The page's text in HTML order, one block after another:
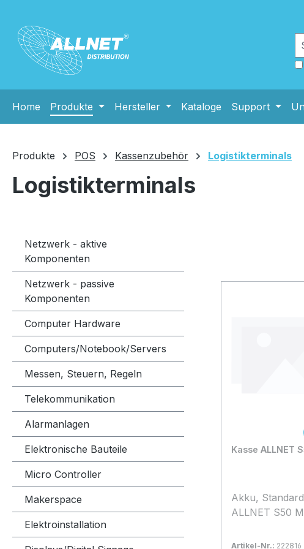
Home Produkte Hersteller Kataloge Support
Produkte POS Kassenzubehör Logistikterminals
Logistikterminals
Netzwerk - aktive
Komponenten
Netzwerk - passive
Komponenten
Computer Hardware
Computers/Notebook/Servers
Messen, Steuern, Regeln
Telekommunikation
Alarmanlagen
Elektronische Bauteile
Micro Controller
Makerspace
Elektroinstallation
Kasse ALLNET
Akku,
ALLNET S50
Artikel-Nr.: 222816